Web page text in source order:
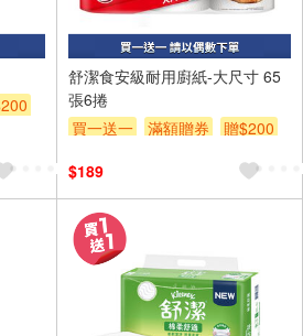
舒潔食安級耐用廚紙-大尺寸 65
張6捲
買一送一
滿額贈券
贈$200
$189